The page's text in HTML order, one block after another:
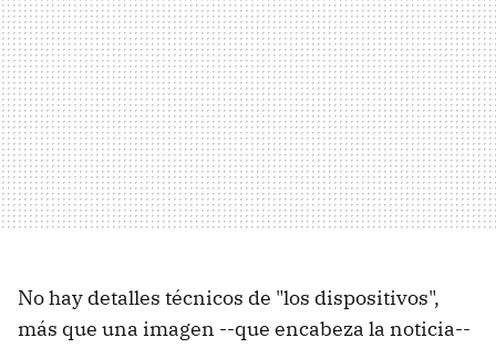
No hay detalles técnicos de "los dispositivos",
más que una imagen --que encabeza la noticia--